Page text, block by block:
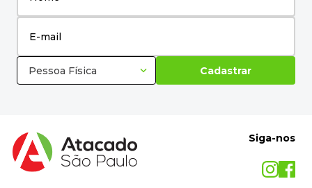
Pessoa Física Cadastrar
Siga-nos